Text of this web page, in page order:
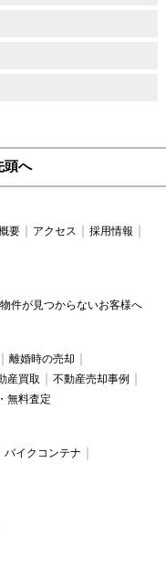
頭へ
要 アクセス
採用情報
件が見つからないお客様へ
離婚時の売却
産買取
不動産売却事例
無料査定
バイクコンテナ